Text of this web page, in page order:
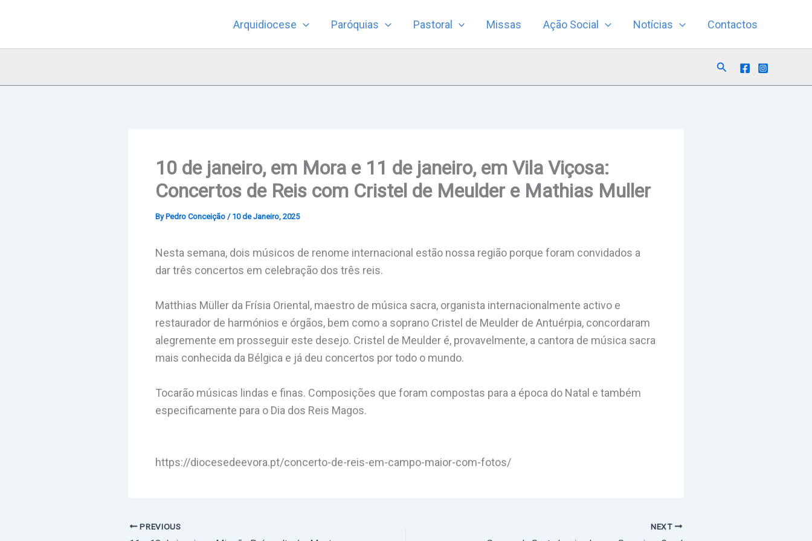
Arquidiocese Paróquias Pastoral Missas Ação Social Notícias Contactos
Search
10 de janeiro, em Mora e 11 de janeiro, em Vila Viçosa:
Concertos de Reis com Cristel de Meulder e Mathias Muller
By Pedro Conceição / 10 de Janeiro, 2025
Nesta semana, dois músicos de renome internacional estão nossa região porque foram convidados a
dar três concertos em celebração dos três reis.
Matthias Müller da Frísia Oriental, maestro de música sacra, organista internacionalmente activo e
restaurador de harmónios e órgãos, bem como a soprano Cristel de Meulder de Antuérpia, concordaram
alegremente em prosseguir este desejo. Cristel de Meulder é, provavelmente, a cantora de música sacra
mais conhecida da Bélgica e já deu concertos por todo o mundo.
Tocarão músicas lindas e finas. Composições que foram compostas para a época do Natal e também
especificamente para o Dia dos Reis Magos.
https://diocesedeevora.pt/concerto-de-reis-em-campo-maior-com-fotos/
PREVIOUS NEXT